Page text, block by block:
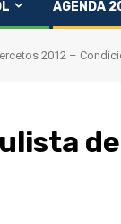
AGENDA
2012 –